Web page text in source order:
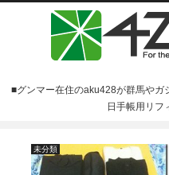
■グンマー在住のaku428が群馬やガ
日手帳用リフ
未分類